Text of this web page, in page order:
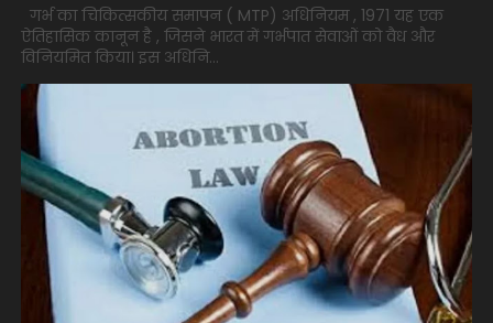
गर्भ का चिकित्सकीय समापन ( MTP) अधिनियम , 1971 यह एक
ऐतिहासिक कानून है , जिसने भारत में गर्भपात सेवाओं को वैध और
विनियमित किया। इस अधिनि...